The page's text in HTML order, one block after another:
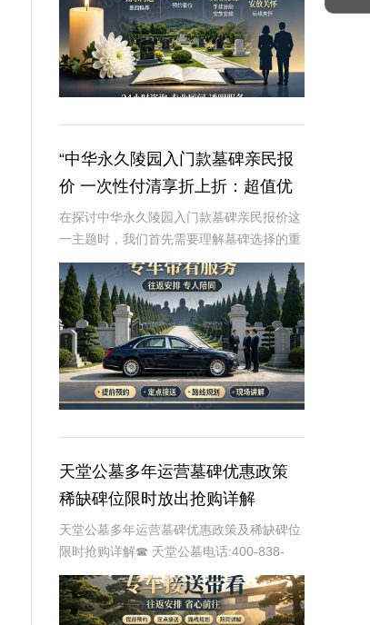
供极大便利
“中华永久陵园入门款墓碑亲民报
价 一次性付清享折上折：超值优
惠与便捷选择的完美结合”
在探讨中华永久陵园入门款墓碑亲民报价这
一主题时，我们首先需要理解墓碑选择的重
要性及其对逝者与生者的影响。墓碑不仅是
对逝者的纪念，也是对生者情感的寄托。因
此，选择一款既符合预算又具有纪念意义的
墓碑显得尤
天堂公墓多年运营墓碑优惠政策
稀缺碑位限时放出抢购详解
天堂公墓多年运营墓碑优惠政策及稀缺碑位
限时抢购详解☎ 天堂公墓电话:400-838-
5063天堂公墓，作为一家历史悠久的公墓，
多年来一直致力于为家属提供最优质、最便
捷的墓碑选择服务。随着社会的发展和